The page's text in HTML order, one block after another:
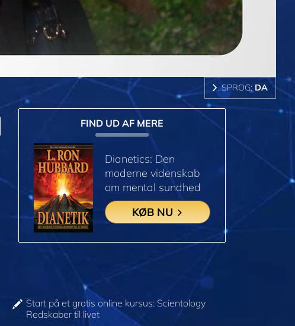
SPROG: DA
FIND UD AF MERE
Dianetics: Den
moderne videnskab
om mental sundhed
KØB NU
Start på et gratis online kursus: Scientology
Redskaber til livet